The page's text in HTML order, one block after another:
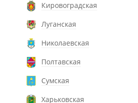
Кировоградская
Луганская
Николаевская
Полтавская
Сумская
Харьковская